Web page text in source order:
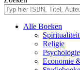
Alle Boeken
Religie
Economie